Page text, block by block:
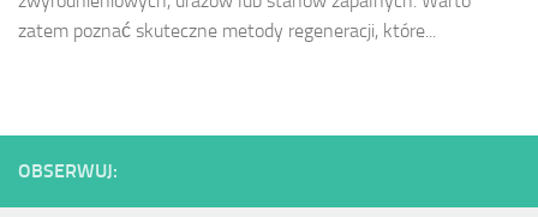
zatem poznać skuteczne metody regeneracji, które...
OBSERWUJ: